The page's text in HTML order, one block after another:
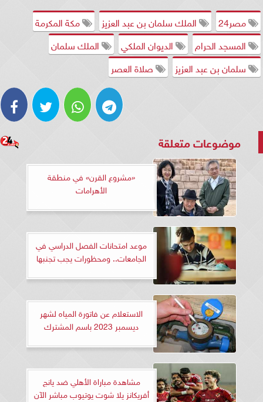
مصر24
الملك سلمان بن عبد العزيز
مكة المكرمة
المسجد الحرام
الديوان الملكي
الملك سلمان
سلمان بن عبد العزيز
صلاة العصر
موضوعات متعلقة
«مشروع القرن» في منطقة
الأهرامات
موعد امتحانات الفصل الدراسي في
الجامعات.. ومحظورات يجب تجنبها
الاستعلام عن فاتورة المياه لشهر
ديسمبر 2023 باسم المشترك
مشاهدة مباراة الأهلي ضد يانج
أفريكانز يلا شوت يوتيوب مباشر الآن